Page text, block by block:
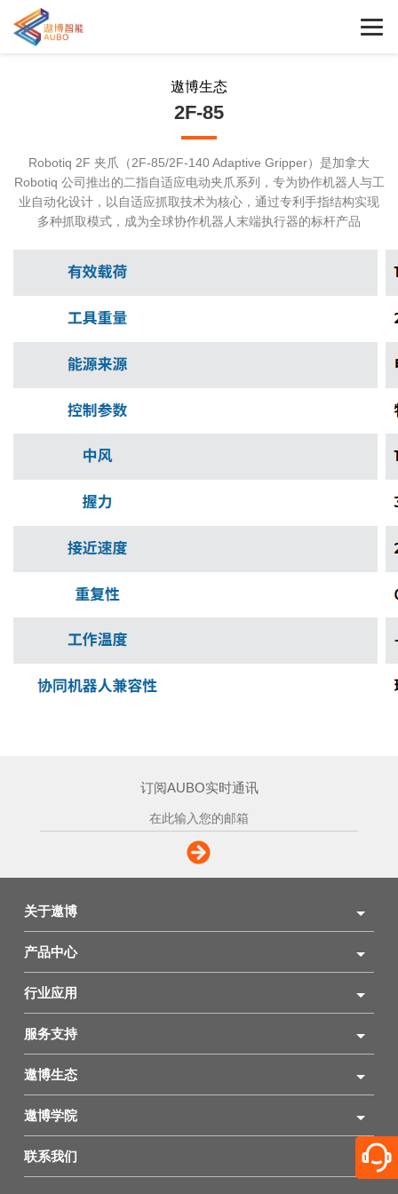
遨博生态
2F-85
Robotiq 2F 夹爪（2F-85/2F-140 Adaptive Gripper）是加拿大
Robotiq 公司推出的二指自适应电动夹爪系列，专为协作机器人与工
业自动化设计，以自适应抓取技术为核心，通过专利手指结构实现
多种抓取模式，成为全球协作机器人末端执行器的标杆产品
订阅AUBO实时通讯
关于遨博
产品中心
行业应用
服务支持
遨博生态
遨博学院
联系我们